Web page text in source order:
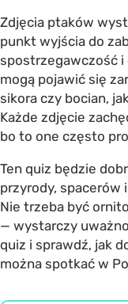
Zdjęcia ptaków
punkt wyjścia do
spostrzegawczość i
mogą pojawić się
sikora czy bocian,
Każde zdjęcie
bo to one często
Ten quiz będzie
przyrody, spacerów
Nie trzeba być
— wystarczy
quiz i sprawdź, jak
można spotkać w